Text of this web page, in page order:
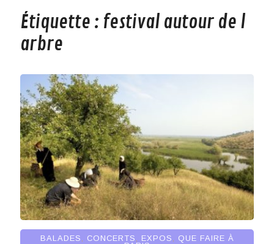
Étiquette : festival autour de l
arbre
BALADES CONCERTS EXPOS
QUE FAIRE À